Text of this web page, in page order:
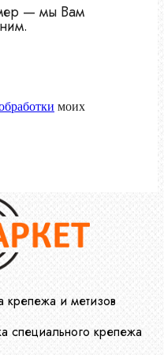
— мы Вам
моих
крепежа и метизов
специального крепежа